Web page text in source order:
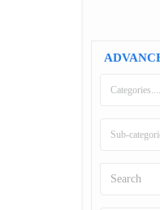
Categories....
Sub-